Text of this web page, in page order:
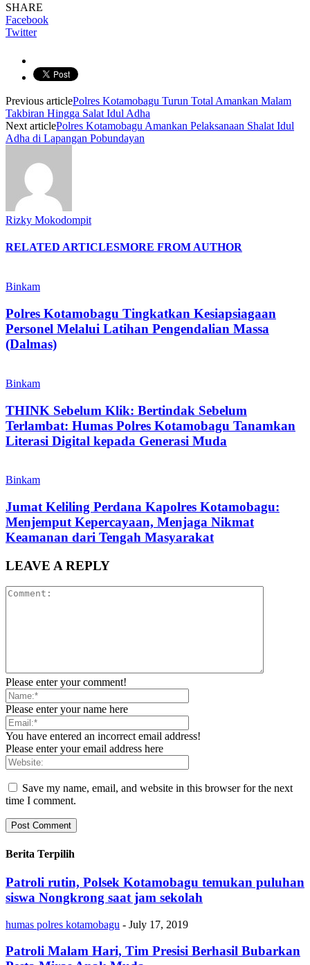
SHARE
Facebook
Twitter
Previous articlePolres Kotamobagu Turun Total Amankan Malam
Takbiran Hingga Salat Idul Adha
Next articlePolres Kotamobagu Amankan Pelaksanaan Shalat Idul
Adha di Lapangan Pobundayan
Rizky Mokodompit
RELATED ARTICLESMORE FROM AUTHOR
Binkam
Polres Kotamobagu Tingkatkan Kesiapsiagaan
Personel Melalui Latihan Pengendalian Massa
(Dalmas)
Binkam
THINK Sebelum Klik: Bertindak Sebelum
Terlambat: Humas Polres Kotamobagu Tanamkan
Literasi Digital kepada Generasi Muda
Binkam
Jumat Keliling Perdana Kapolres Kotamobagu:
Menjemput Kepercayaan, Menjaga Nikmat
Keamanan dari Tengah Masyarakat
LEAVE A REPLY
Please enter your comment!
Please enter your name here
You have entered an incorrect email address!
Please enter your email address here
Save my name, email, and website in this browser for the next
time I comment.
Berita Terpilih
Patroli rutin, Polsek Kotamobagu temukan puluhan
siswa Nongkrong saat jam sekolah
humas polres kotamobagu - July 17, 2019
Patroli Malam Hari, Tim Presisi Berhasil Bubarkan